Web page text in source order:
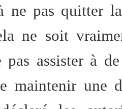
ne pas quitter
ne soit
assister à
maintenir une